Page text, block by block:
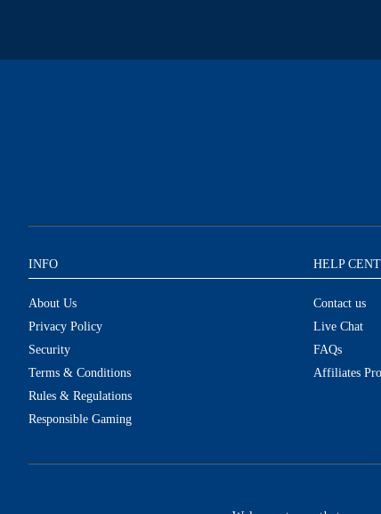
INFO
About Us
Privacy Policy
Security
Terms & Conditions
Rules & Regulations
Responsible Gaming
HELP
Contact us
Live Chat
FAQs
Affiliates